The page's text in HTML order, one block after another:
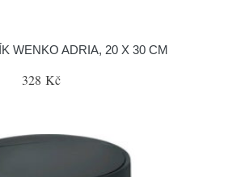
WENKO ADRIA, 20 X 30 CM
328 Kč